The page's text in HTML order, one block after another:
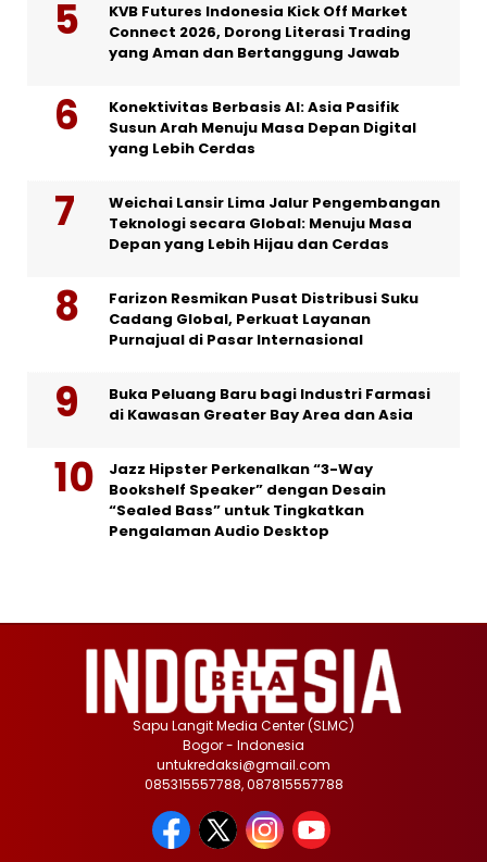
KVB Futures Indonesia Kick Off Market
Connect 2026, Dorong Literasi Trading
yang Aman dan Bertanggung Jawab
Konektivitas Berbasis AI: Asia Pasifik
Susun Arah Menuju Masa Depan Digital
yang Lebih Cerdas
Weichai Lansir Lima Jalur Pengembangan
Teknologi secara Global: Menuju Masa
Depan yang Lebih Hijau dan Cerdas
Farizon Resmikan Pusat Distribusi Suku
Cadang Global, Perkuat Layanan
Purnajual di Pasar Internasional
Buka Peluang Baru bagi Industri Farmasi
di Kawasan Greater Bay Area dan Asia
Jazz Hipster Perkenalkan “3-Way
Bookshelf Speaker” dengan Desain
“Sealed Bass” untuk Tingkatkan
Pengalaman Audio Desktop
Sapu Langit Media Center (SLMC)
Bogor - Indonesia
untukredaksi@gmail.com
085315557788, 087815557788